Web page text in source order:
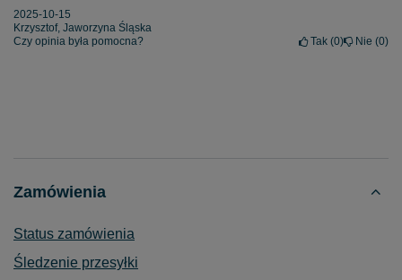
2025-10-15
Krzysztof, Jaworzyna Śląska
Czy opinia była pomocna?
Tak 0 Nie 0
Zamówienia
Status zamówienia
Śledzenie przesyłki